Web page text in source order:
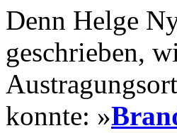
Denn Helge
geschrieben,
konnte: »